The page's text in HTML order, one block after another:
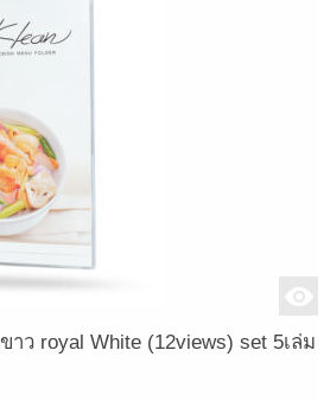
ว royal White (12views) set 5เล่ม